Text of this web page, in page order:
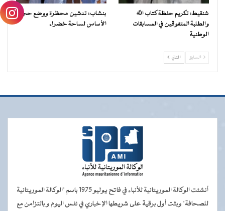
شنقيط: تكريم حفظة كتاب الله
والطلبة المتفوقين في المسابقات
الوطنية
بنشاب: تدشين محظرة ووضع حجر
الأساس لساحة خضراء
السابق التالي
أنشئت الوكالة الموريتانية للأنباء في فاتح يوليو 1975 باسم "الوكالة الموريتانية
للصحافة" وبثت أول برقية على شريطها الإخباري في نفس اليوم و بالتزامن مع